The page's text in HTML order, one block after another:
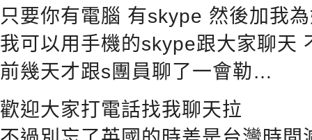
只要你有電腦 有skype 然後加我
我可以用手機的skype跟大家聊天
前幾天才跟s團員聊了一會勒…
歡迎大家打電話找我聊天拉